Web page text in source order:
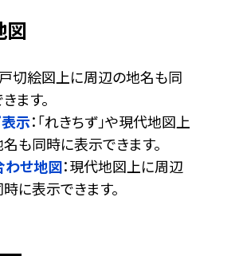
図
戸切絵図上に周辺の地名も同
ます。
示：「れきちず」や現代地図上
も同時に表示できます。
わせ地図：現代地図上に周辺
に表示できます。